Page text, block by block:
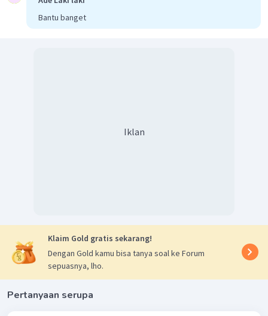
Bantu banget
Iklan
Klaim Gold gratis sekarang!
Dengan Gold kamu bisa tanya soal ke Forum
sepuasnya, lho.
Pertanyaan serupa